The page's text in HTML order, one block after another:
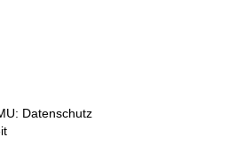
Datenschutz